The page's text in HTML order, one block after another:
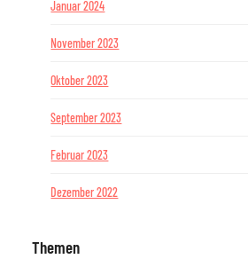
Januar 2024
November 2023
Oktober 2023
September 2023
Februar 2023
Dezember 2022
Themen